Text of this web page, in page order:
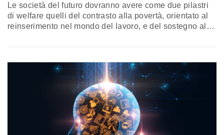
Le società del futuro dovranno avere come due pilastri
di welfare quelli del contrasto alla povertà, orientato al
reinserimento nel mondo del lavoro, e del sostegno alla